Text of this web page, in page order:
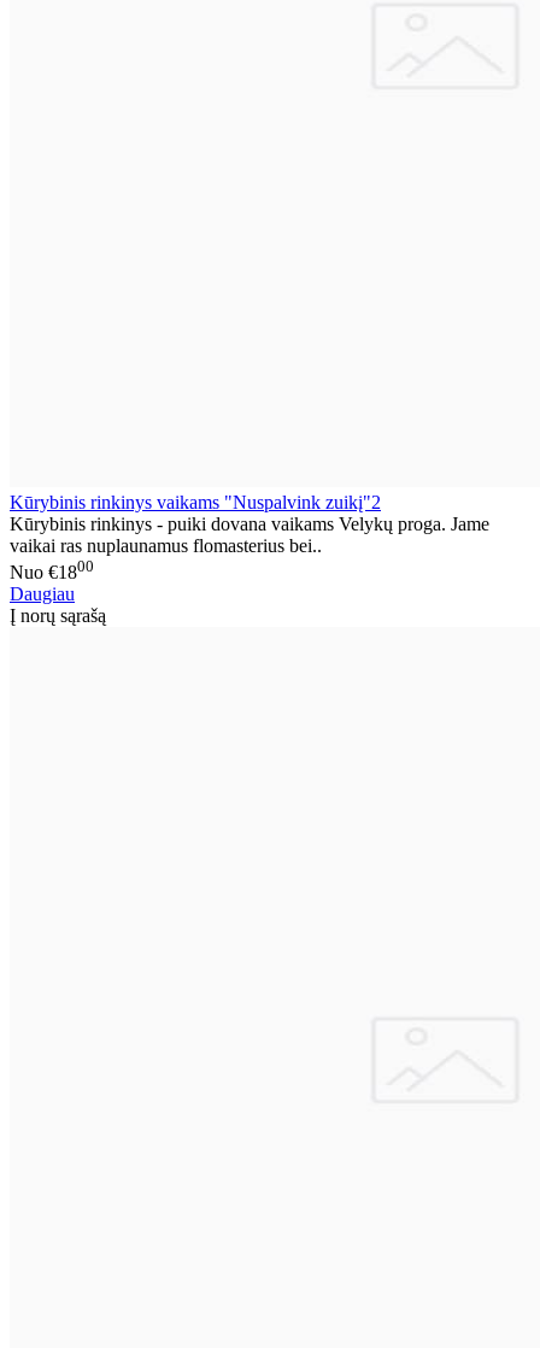
Kūrybinis rinkinys vaikams "Nuspalvink zuikį"2
Kūrybinis rinkinys - puiki dovana vaikams Velykų proga. Jame
vaikai ras nuplaunamus flomasterius bei..
Nuo €1800
Daugiau
Į norų sąrašą